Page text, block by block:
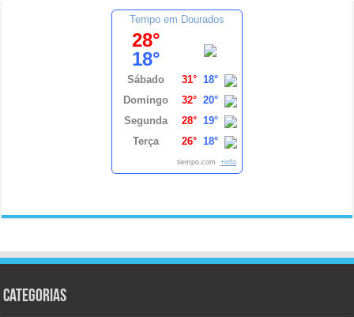
Tempo em Dourados
28°
18°
Sábado 31° 18°
Domingo
32° 20°
Segunda
28° 19°
Terça
26° 18°
tiempo.com +info
Categorias